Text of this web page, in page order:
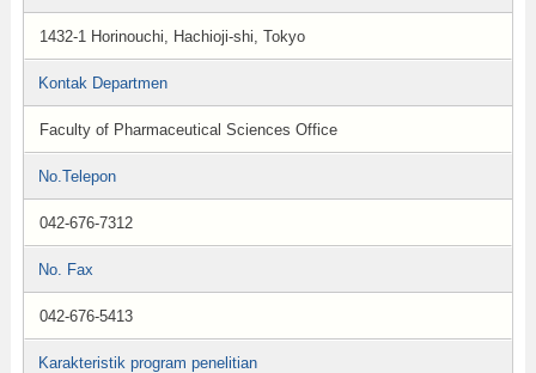
1432-1 Horinouchi, Hachioji-shi, Tokyo
Kontak Departmen
Faculty of Pharmaceutical Sciences Office
No.Telepon
042-676-7312
No. Fax
042-676-5413
Karakteristik program penelitian